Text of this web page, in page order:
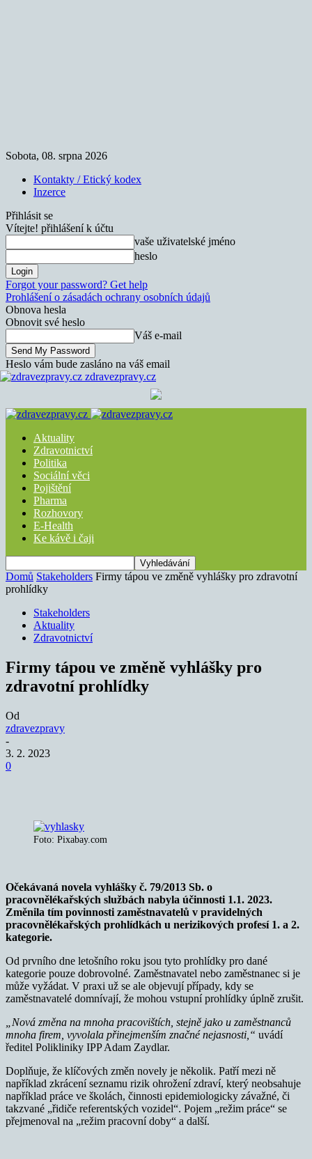
Sobota, 08. srpna 2026
Kontakty / Etický kodex
Inzerce
Přihlásit se
Vítejte! přihlášení k účtu
vaše uživatelské jméno
heslo
Forgot your password? Get help
Prohlášení o zásadách ochrany osobních údajů
Obnova hesla
Obnovit své heslo
Váš e-mail
Heslo vám bude zasláno na váš email
zdravezpravy.cz
Aktuality
Zdravotnictví
Politika
Sociální věci
Pojištění
Pharma
Rozhovory
E-Health
Ke kávě i čaji
Domů Stakeholders Firmy tápou ve změně vyhlášky pro zdravotní
prohlídky
Stakeholders
Aktuality
Zdravotnictví
Firmy tápou ve změně vyhlášky pro
zdravotní prohlídky
Od
zdravezpravy
-
3. 2. 2023
0
Foto: Pixabay.com
Očekávaná novela vyhlášky č. 79/2013 Sb. o
pracovnělékařských službách nabyla účinnosti 1.1. 2023.
Změnila tím povinnosti zaměstnavatelů v pravidelných
pracovnělékařských prohlídkách u nerizikových profesí 1. a 2.
kategorie.
Od prvního dne letošního roku jsou tyto prohlídky pro dané
kategorie pouze dobrovolné. Zaměstnavatel nebo zaměstnanec si je
může vyžádat. V praxi už se ale objevují případy, kdy se
zaměstnavatelé domnívají, že mohou vstupní prohlídky úplně zrušit.
„Nová změna na mnoha pracovištích, stejně jako u zaměstnanců
mnoha firem, vyvolala přinejmenším značné nejasnosti,“ uvádí
ředitel Polikliniky IPP Adam Zaydlar.
Doplňuje, že klíčových změn novely je několik. Patří mezi ně
například zkrácení seznamu rizik ohrožení zdraví, který neobsahuje
například práce ve školách, činnosti epidemiologicky závažné, či
takzvané „řidiče referentských vozidel“. Pojem „režim práce“ se
přejmenoval na „režim pracovní doby“ a další.